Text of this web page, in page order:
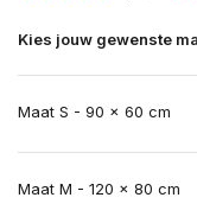
Kies jouw gewenste
Maat S - 90 x 60 cm
Maat M - 120 x 80 cm